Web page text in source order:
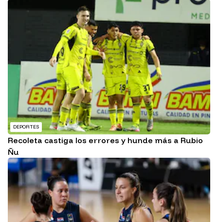
DEPORTES
Recoleta castiga los errores y hunde más a Rubio
Ñu